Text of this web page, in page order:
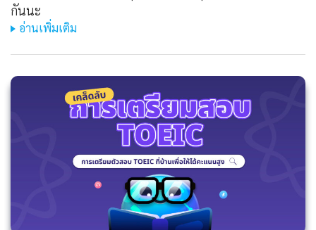
กันนะ
อ่านเพิ่มเติม